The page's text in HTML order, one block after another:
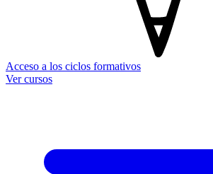
Acceso a los ciclos formativos
Ver cursos